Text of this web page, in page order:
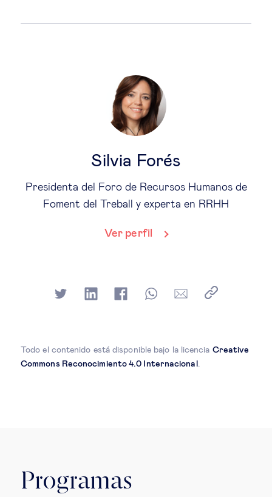
Silvia Forés
Presidenta del Foro de Recursos Humanos de
Foment del Treball y experta en RRHH
Ver perfil
Todo el contenido está disponible bajo la licencia Creative
Commons Reconocimiento 4.0 Internacional
Programas